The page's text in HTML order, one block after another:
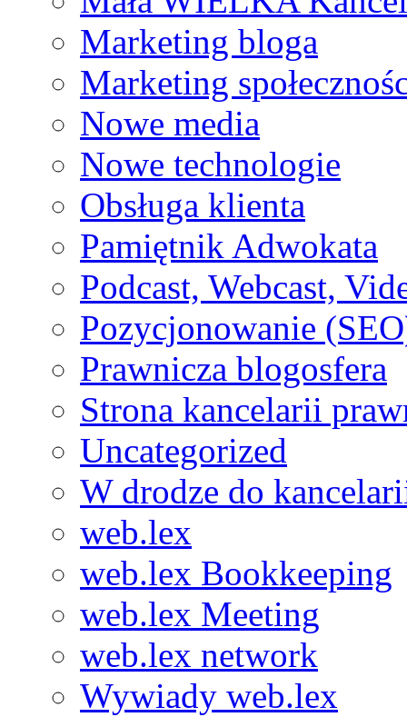
Marketing bloga
Marketing
Nowe media
Nowe technologie
Obsługa klienta
Pamiętnik Adwokata
Podcast, Webcast,
Pozycjonowanie
Prawnicza blogosfera
Strona kancelarii
Uncategorized
W drodze do
web.lex
web.lex Bookkeeping
web.lex Meeting
web.lex network
Wywiady web.lex